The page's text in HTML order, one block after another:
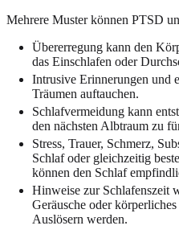
Mehrere Muster können PTSD
Übererregung kann den
das Einschlafen oder
Intrusive Erinnerungen und
Träumen auftauchen.
Schlafvermeidung kann
den nächsten Albtraum zu
Stress, Trauer, Schmerz,
Schlaf oder gleichzeitig
können den Schlaf
Hinweise zur Schlafenszeit
Geräusche oder
Auslösern werden.